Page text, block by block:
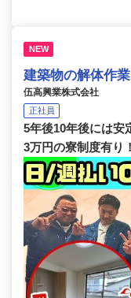
NEW
建築物の解体作
伍高興業株式会社
正社員
5年後10年後には安
3万円の寮制度有り